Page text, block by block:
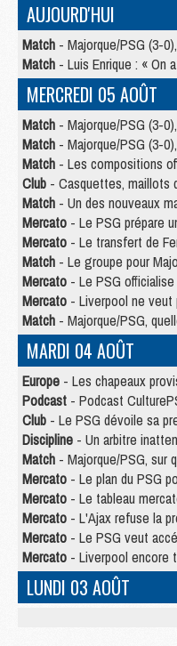
AUJOURD'HUI
Match - Majorque/PSG (3-
Match - Luis Enrique : « On
MERCREDI 05 AOÛT
Match - Majorque/PSG (3-
Match - Majorque/PSG (3-
Match - Les compositions officielles
Club - Casquettes, maillots de
Match - Un des nouveaux
Mercato - Le PSG prépare
Mercato - Le transfert de
Match - Le groupe pour
Mercato - Le PSG
Mercato - Liverpool ne veut
Match - Majorque/PSG, quelle
MARDI 04 AOÛT
Europe - Les chapeaux
Podcast - Podcast CulturePSG
Club - Le PSG dévoile sa
Discipline - Un arbitre
Match - Majorque/PSG, sur
Mercato - Le plan du PSG
Mercato - Le tableau
Mercato - L'Ajax refuse la
Mercato - Le PSG veut
Mercato - Liverpool encore
LUNDI 03 AOÛT
- Podcast CulturePSG :